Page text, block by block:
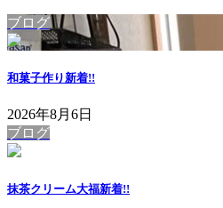
ブログ
和菓子作り新着!!
2026年8月6日
ブログ
抹茶クリーム大福新着!!